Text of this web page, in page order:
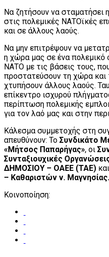
Να ζητήσουν να σταματήσει
στις πολεμικές ΝΑΤΟϊκές
και σε άλλους λαούς.
Να μην επιτρέψουν να
η χώρα μας σε ένα πολεμικό
ΝΑΤΟ με τις βάσεις τους,
προστατεύσουν τη χώρα και
χτυπήσουν άλλους λαούς.
επίκεντρο ισχυρού
περίπτωση πολεμικής
για τον λαό μας και στην
Κάλεσμα συμμετοχής στη
απευθύνουν: Το Συνδικάτο
«Μήτσος Παπαρήγας», οι
Συνταξιουχικές
ΔΗΜΟΣΙΟΥ – ΟΑΕΕ (ΤΑΕ)
– Καθαριστών ν. Μαγνησίας.
Κοινοποίηση: